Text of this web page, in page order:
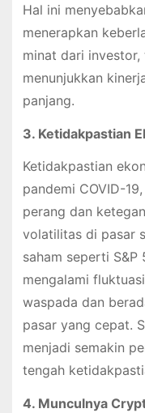
Hal ini
menerapkan
minat dari
menunjukkan
panjang.
3. Ketidakpastian
Ketidakpastian
pandemi COVID-
perang dan
volatilitas di pasar
saham seperti
mengalami
waspada dan
pasar yang cepat.
menjadi semakin
tengah
4. Munculnya